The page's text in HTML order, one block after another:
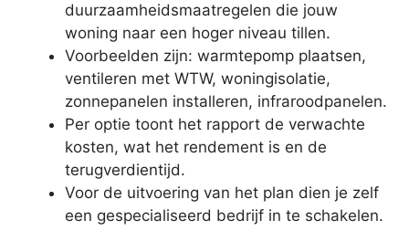
duurzaamheidsmaatregelen die jouw
woning naar een hoger niveau tillen.
Voorbeelden zijn: warmtepomp plaatsen,
ventileren met WTW, woningisolatie,
zonnepanelen installeren, infraroodpanelen.
Per optie toont het rapport de verwachte
kosten, wat het rendement is en de
terugverdientijd.
Voor de uitvoering van het plan dien je zelf
een gespecialiseerd bedrijf in te schakelen.